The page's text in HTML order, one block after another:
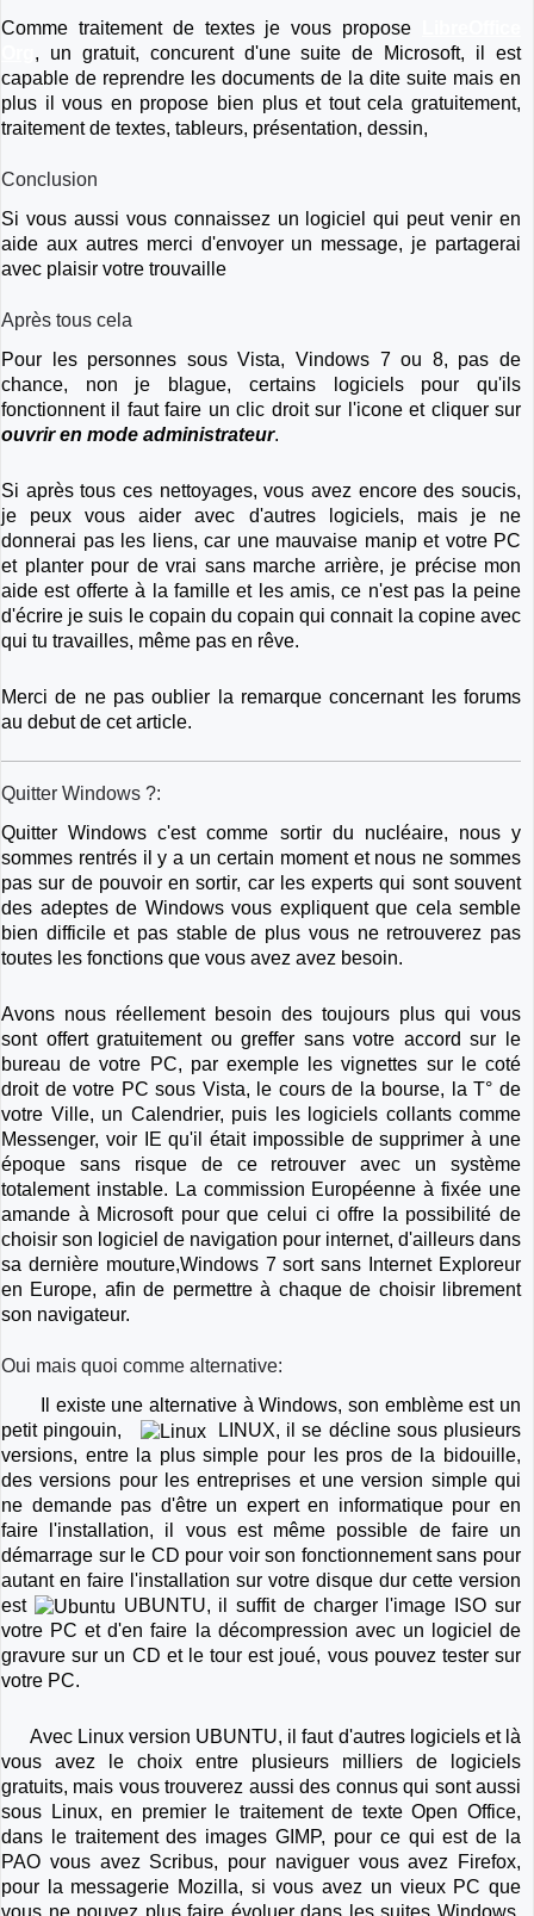
Comme traitement de textes je vous propose
, un gratuit, concurent d'une suite de Microsoft, il est
capable de reprendre les documents de la dite suite mais en
plus il vous en propose bien plus et tout cela gratuitement,
traitement de textes, tableurs, présentation, dessin,
Conclusion
Si vous aussi vous connaissez un logiciel qui peut venir en
aide aux autres merci d'envoyer un message, je partagerai
avec plaisir votre trouvaille
Après tous cela
Pour les personnes sous Vista, Vindows 7 ou 8, pas de
chance, non je blague, certains logiciels pour qu'ils
fonctionnent il faut faire un clic droit sur l'icone et cliquer sur
ouvrir en mode administrateur.
Si après tous ces nettoyages, vous avez encore des soucis,
je peux vous aider avec d'autres logiciels, mais je ne
donnerai pas les liens, car une mauvaise manip et votre PC
et planter pour de vrai sans marche arrière, je précise mon
aide est offerte à la famille et les amis, ce n'est pas la peine
d'écrire je suis le copain du copain qui connait la copine avec
qui tu travailles, même pas en rêve.
Merci de ne pas oublier la remarque concernant les forums
au debut de cet article.
Quitter Windows ?:
Quitter Windows c'est comme sortir du nucléaire, nous y
sommes rentrés il y a un certain moment et nous ne sommes
pas sur de pouvoir en sortir, car les experts qui sont souvent
des adeptes de Windows vous expliquent que cela semble
bien difficile et pas stable de plus vous ne retrouverez pas
toutes les fonctions que vous avez avez besoin.
Avons nous réellement besoin des toujours plus qui vous
sont offert gratuitement ou greffer sans votre accord sur le
bureau de votre PC, par exemple les vignettes sur le coté
droit de votre PC sous Vista, le cours de la bourse, la T° de
votre Ville, un Calendrier, puis les logiciels collants comme
Messenger, voir IE qu'il était impossible de supprimer à une
époque sans risque de ce retrouver avec un système
totalement instable. La commission Européenne à fixée une
amande à Microsoft pour que celui ci offre la possibilité de
choisir son logiciel de navigation pour internet, d'ailleurs dans
sa dernière mouture,Windows 7 sort sans Internet Exploreur
en Europe, afin de permettre à chaque de choisir librement
son navigateur.
Oui mais quoi comme alternative:
Il existe une alternative à Windows, son emblème est un
petit pingouin,
LINUX, il se décline sous plusieurs
versions, entre la plus simple pour les pros de la bidouille,
des versions pour les entreprises et une version simple qui
ne demande pas d'être un expert en informatique pour en
faire l'installation, il vous est même possible de faire un
démarrage sur le CD pour voir son fonctionnement sans pour
autant en faire l'installation sur votre disque dur cette version
est
UBUNTU, il suffit de charger l'image ISO sur
votre PC et d'en faire la décompression avec un logiciel de
gravure sur un CD et le tour est joué, vous pouvez tester sur
votre PC.
Avec Linux version UBUNTU, il faut d'autres logiciels et là
vous avez le choix entre plusieurs milliers de logiciels
gratuits, mais vous trouverez aussi des connus qui sont aussi
sous Linux, en premier le traitement de texte Open Office,
dans le traitement des images GIMP, pour ce qui est de la
PAO vous avez Scribus, pour naviguer vous avez Firefox,
pour la messagerie Mozilla, si vous avez un vieux PC que
vous ne pouvez plus faire évoluer dans les suites Windows,